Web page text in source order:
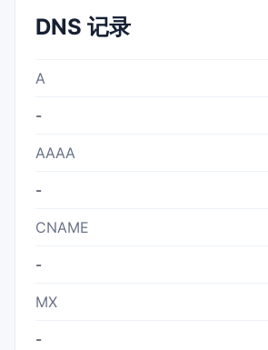
DNS 记录
A
-
AAAA
-
CNAME
-
MX
-